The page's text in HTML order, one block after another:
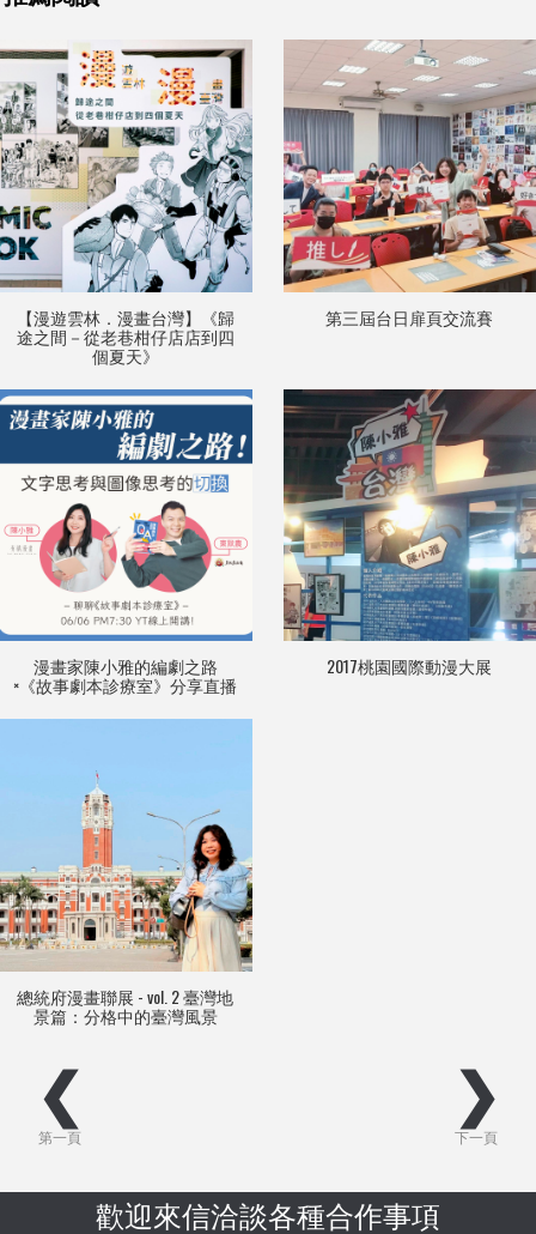
【漫遊雲林．漫畫台灣】《歸
途之間－從老巷柑仔店店到四
個夏天》
第三屆台日扉頁交流賽
漫畫家陳小雅的編劇之路
×《故事劇本診療室》分享直播
2017桃園國際動漫大展
總統府漫畫聯展 - vol. 2 臺灣地
景篇：分格中的臺灣風景
❮
第一頁
❯
下一頁
歡迎來信洽談各種合作事項